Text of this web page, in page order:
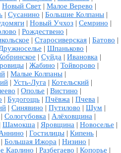
Новый Свет | Малое Верево |
| Сусанино | Большие Колпаны |
| Новый Учхоз | Семрино |
| Рождествено |
| Старосиверская | Батово |
| Шпаньково |
| Суйда | Ивановка |
| Жабино | Тойворово |
| Малые Колпаны |
| Усть-Луга | Котельский |
| Ополье | Вистино |
| Будогощь | Пчёвжа | Пчева |
| Синявино | Путилово | Шум |
| Сологубовка | Алёховщина |
Шамокша | Яровщина | Новоселье |
| Гостилицы | Кипень |
| Большая Ижора | Низино |
Карлино | Разбегаево | Копорье |